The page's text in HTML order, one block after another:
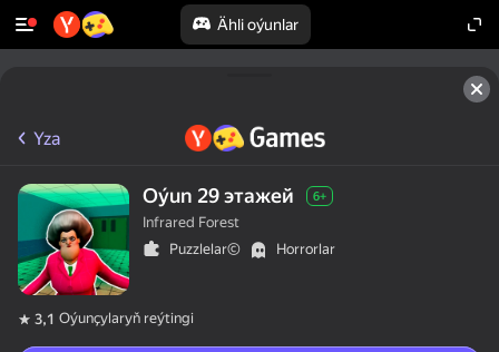
Ähli oýunlar
Yza
Oýun 29 этажей 6+
Infrared Forest
Puzzlelar©
Horrorlar
3,1 Oýunçylaryň reýtingi